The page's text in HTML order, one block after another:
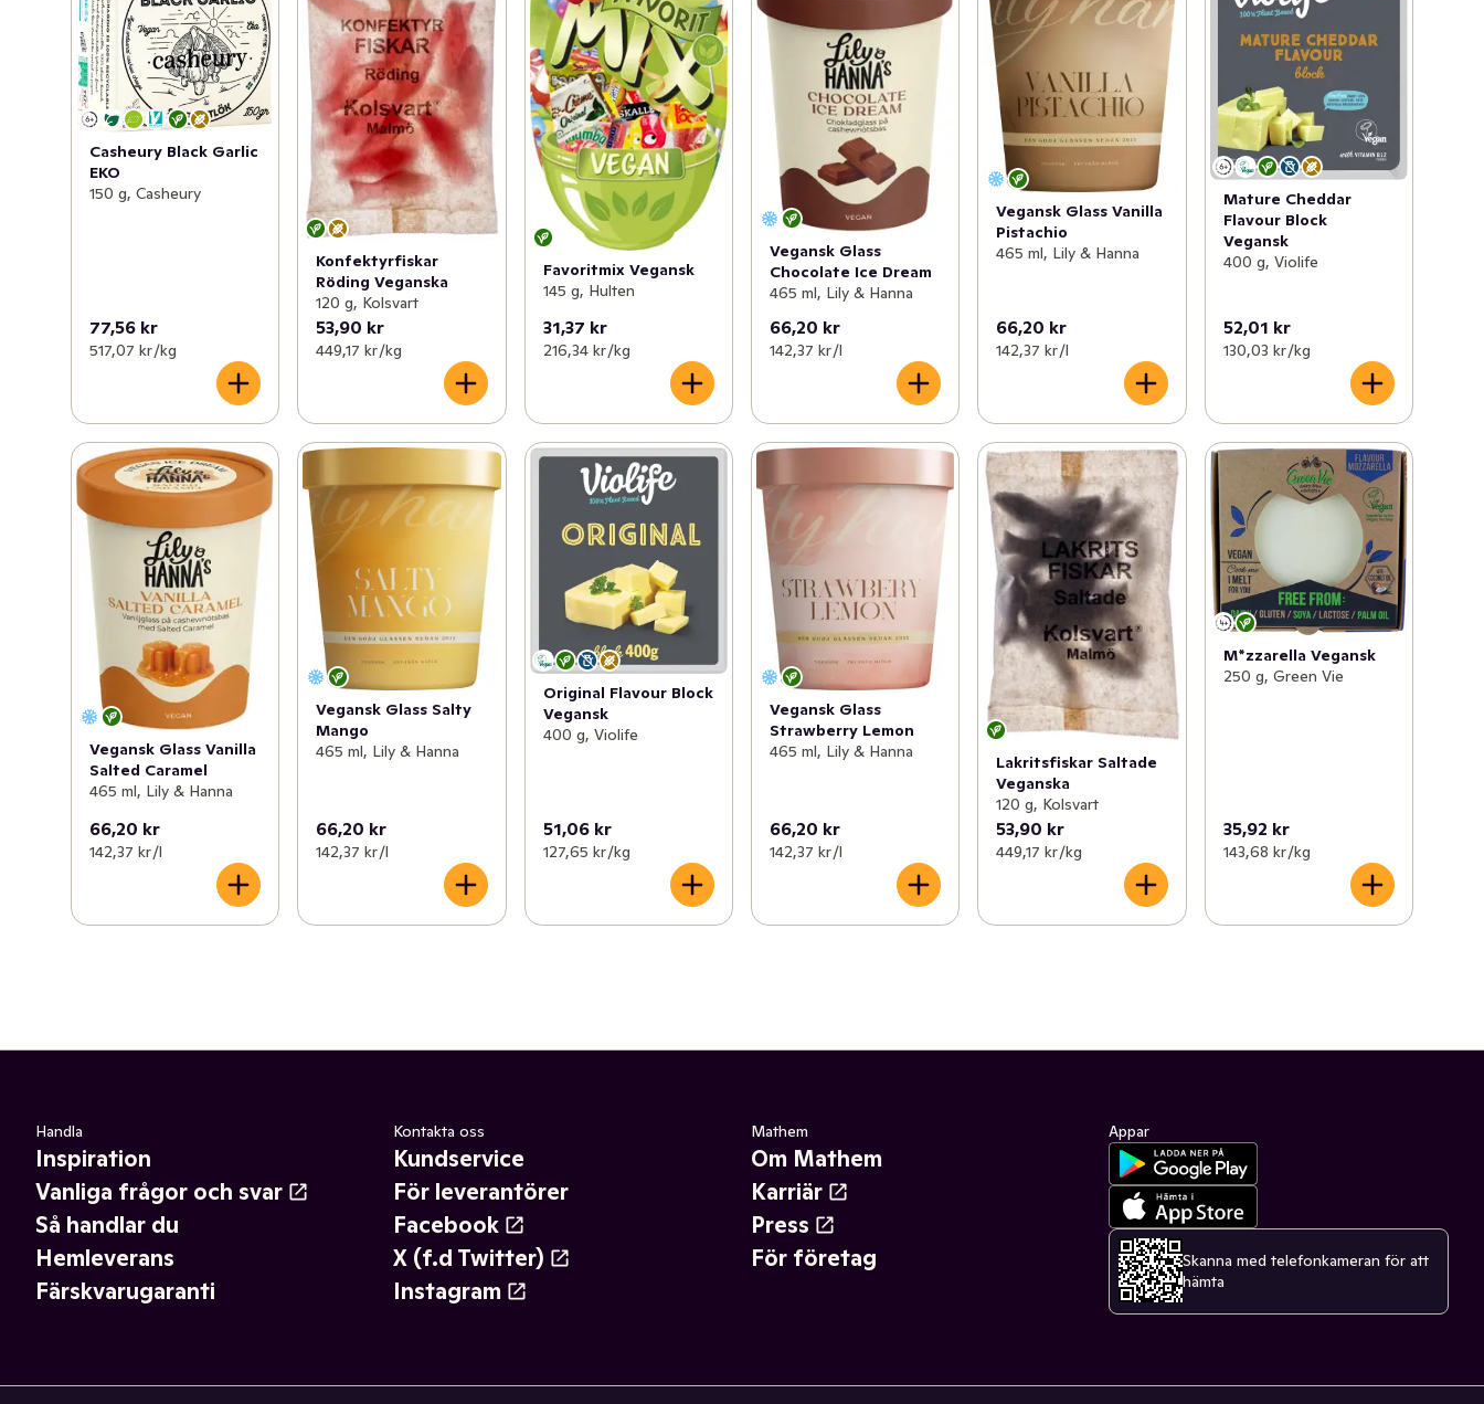
Casheury Black Garlic
EKO
150 g, Casheury
77,56 kr
517,07 kr /kg
Konfektyrfiskar
Röding Veganska
120 g, Kolsvart
53,90 kr
449,17 kr /kg
Favoritmix Vegansk
145 g, Hulten
31,37 kr
216,34 kr /kg
Vegansk Glass
Chocolate Ice Dream
465 ml, Lily & Hanna
66,20 kr
142,37 kr /l
Vegansk Glass Vanilla
Pistachio
465 ml, Lily & Hanna
66,20 kr
142,37 kr /l
Mature Cheddar
Flavour Block
Vegansk
400 g, Violife
52,01 kr
130,03 kr /kg
Vegansk Glass Vanilla
Salted Caramel
465 ml, Lily & Hanna
66,20 kr
142,37 kr /l
Vegansk Glass Salty
Mango
465 ml, Lily & Hanna
66,20 kr
142,37 kr /l
Original Flavour Block
Vegansk
400 g, Violife
51,06 kr
127,65 kr /kg
Vegansk Glass
Strawberry Lemon
465 ml, Lily & Hanna
66,20 kr
142,37 kr /l
Lakritsfiskar Saltade
Veganska
120 g, Kolsvart
53,90 kr
449,17 kr /kg
M*zzarella Vegansk
250 g, Green Vie
35,92 kr
143,68 kr /kg
Handla
Inspiration
Vanliga frågor och svar
Så handlar du
Hemleverans
Färskvarugaranti
Kontakta oss
Kundservice
För leverantörer
Facebook
X (f.d Twitter)
Instagram
Mathem
Om Mathem
Karriär
Press
För företag
Appar
Skanna med telefonkameran för att
hämta